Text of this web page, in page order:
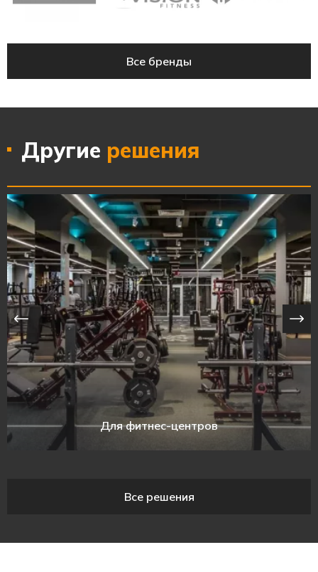
Все бренды
Другие решения
Для фитнес-центров
Все решения